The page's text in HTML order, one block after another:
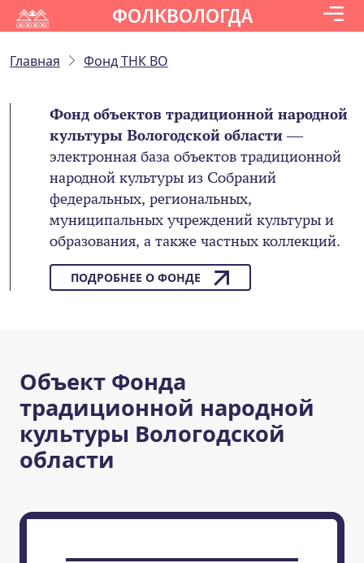
ФОЛКВОЛОГДА
Главная Фонд ТНК ВО
Фонд объектов традиционной народной
культуры Вологодской области—
электронная база объектов традиционной
народной культуры из Собраний
федеральных, региональных,
муниципальных учреждений культуры и
образования, а также частных коллекций.
ПОДРОБНЕЕ О ФОНДЕ
Объект Фонда
традиционной народной
культуры Вологодской
области